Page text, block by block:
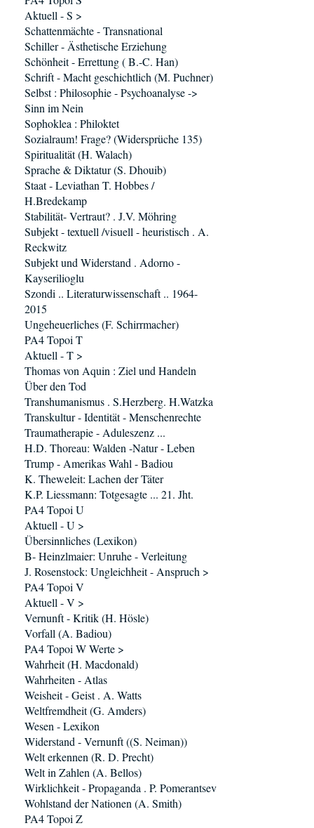
Aktuell - S >
Schattenmächte - Transnational
Schiller - Ästhetische Erziehung
Schönheit - Errettung ( B.-C. Han)
Schrift - Macht geschichtlich (M. Puchner)
Selbst : Philosophie - Psychoanalyse ->
Sinn im Nein
Sophoklea : Philoktet
Sozialraum! Frage? (Widersprüche 135)
Spiritualität (H. Walach)
Sprache & Diktatur (S. Dhouib)
Staat - Leviathan T. Hobbes /
H.Bredekamp
Stabilität- Vertraut? . J.V. Möhring
Subjekt - textuell /visuell - heuristisch . A.
Reckwitz
Subjekt und Widerstand . Adorno -
Kayserilioglu
Szondi .. Literaturwissenschaft .. 1964-
2015
Ungeheuerliches (F. Schirrmacher)
PA4 Topoi T
Aktuell - T >
Thomas von Aquin : Ziel und Handeln
Über den Tod
Transhumanismus . S.Herzberg. H.Watzka
Transkultur - Identität - Menschenrechte
Traumatherapie - Aduleszenz ...
H.D. Thoreau: Walden -Natur - Leben
Trump - Amerikas Wahl - Badiou
K. Theweleit: Lachen der Täter
K.P. Liessmann: Totgesagte ... 21. Jht.
PA4 Topoi U
Aktuell - U >
Übersinnliches (Lexikon)
B- Heinzlmaier: Unruhe - Verleitung
J. Rosenstock: Ungleichheit - Anspruch >
PA4 Topoi V
Aktuell - V >
Vernunft - Kritik (H. Hösle)
Vorfall (A. Badiou)
PA4 Topoi W Werte >
Wahrheit (H. Macdonald)
Wahrheiten - Atlas
Weisheit - Geist . A. Watts
Weltfremdheit (G. Amders)
Wesen - Lexikon
Widerstand - Vernunft ((S. Neiman))
Welt erkennen (R. D. Precht)
Welt in Zahlen (A. Bellos)
Wirklichkeit - Propaganda . P. Pomerantsev
Wohlstand der Nationen (A. Smith)
PA4 Topoi Z